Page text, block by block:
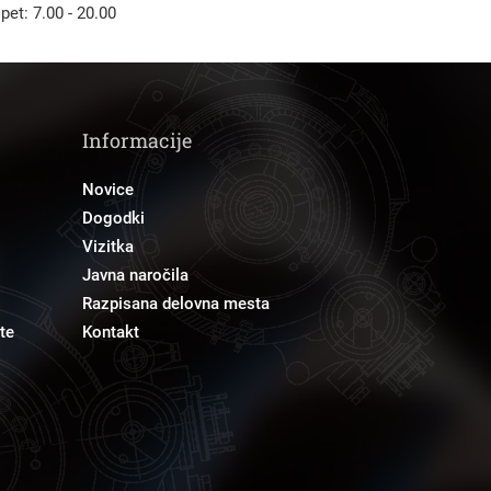
7.00 - 20.00
Informacije
Novice
Dogodki
Vizitka
Javna naročila
Razpisana delovna mesta
Kontakt